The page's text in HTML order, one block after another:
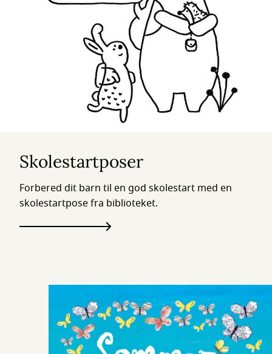
Skolestartposer
Forbered dit barn til en god skolestart med en
skolestartpose fra biblioteket.